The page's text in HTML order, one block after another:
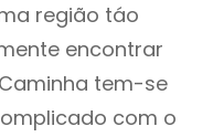
região táo
encontrar
tem-se
com o